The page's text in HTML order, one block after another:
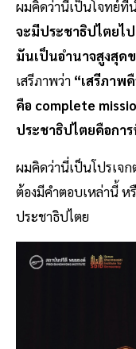
ผมคิดว่านี่เป็นโจทย์ที่
จะมีประชาธิปไตยไ
มันเป็นอำนาจสูงสุดข
เสรีภาพว่า “เสรีภาพ
คือ complete
ประชาธิปไตยคือกา
ผมคิดว่านี่เป็นโปรเจ
ต้องมีคำตอบเหล่านี้ ห
ประชาธิปไตย